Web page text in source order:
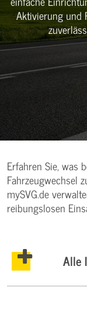
Aktivierung und
Erfahren Sie, was
Fahrzeugwechsel
mySVG.de
reibungslosen
Alle